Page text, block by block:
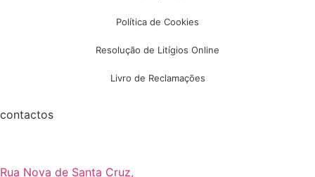
Política de Cookies
Resolução de Litígios Online
Livro de Reclamações
contactos
Rua Nova de Santa Cruz,